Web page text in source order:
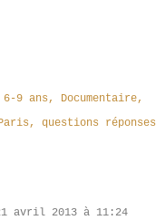
6-9 ans
Documentaire
questions réponses
avril 2013 à 11:24